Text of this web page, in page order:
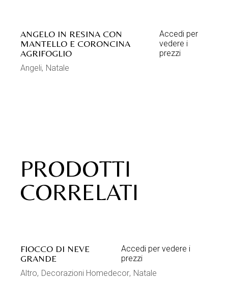
ANGELO IN RESINA CON
MANTELLO E CORONCINA
AGRIFOGLIO
Accedi per
vedere i
prezzi
Angeli Natale
PRODOTTI
CORRELATI
FIOCCO DI NEVE
GRANDE
Accedi per vedere i
prezzi
Altro Decorazioni Homedecor Natale